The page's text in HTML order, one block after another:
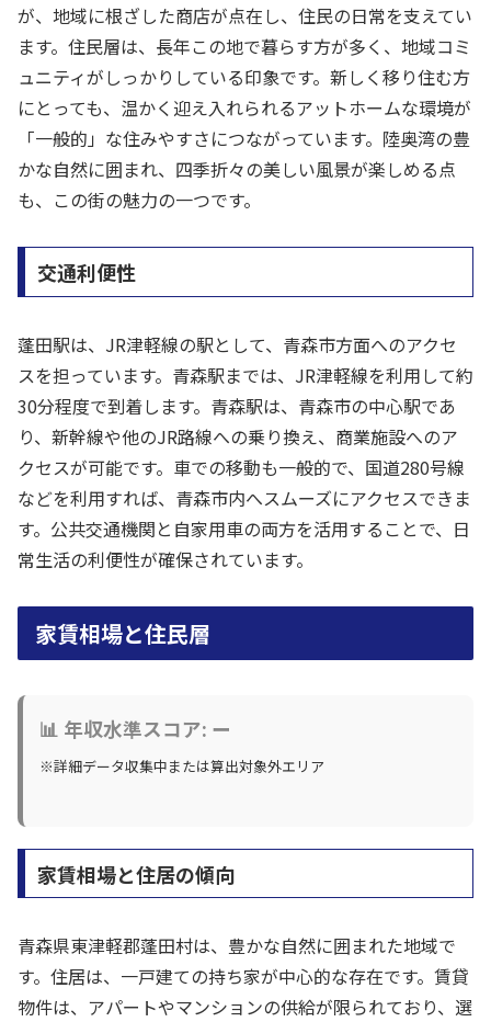
が、地域に根ざした商店が点在し、住民の日常を支えてい
ます。住民層は、長年この地で暮らす方が多く、地域コミ
ュニティがしっかりしている印象です。新しく移り住む方
にとっても、温かく迎え入れられるアットホームな環境が
「一般的」な住みやすさにつながっています。陸奥湾の豊
かな自然に囲まれ、四季折々の美しい風景が楽しめる点
も、この街の魅力の一つです。
交通利便性
蓬田駅は、JR津軽線の駅として、青森市方面へのアクセ
スを担っています。青森駅までは、JR津軽線を利用して約
30分程度で到着します。青森駅は、青森市の中心駅であ
り、新幹線や他のJR路線への乗り換え、商業施設へのア
クセスが可能です。車での移動も一般的で、国道280号線
などを利用すれば、青森市内へスムーズにアクセスできま
す。公共交通機関と自家用車の両方を活用することで、日
常生活の利便性が確保されています。
家賃相場と住民層
📊 年収水準スコア: ー
※詳細データ収集中または算出対象外エリア
家賃相場と住居の傾向
青森県東津軽郡蓬田村は、豊かな自然に囲まれた地域で
す。住居は、一戸建ての持ち家が中心的な存在です。賃貸
物件は、アパートやマンションの供給が限られており、選